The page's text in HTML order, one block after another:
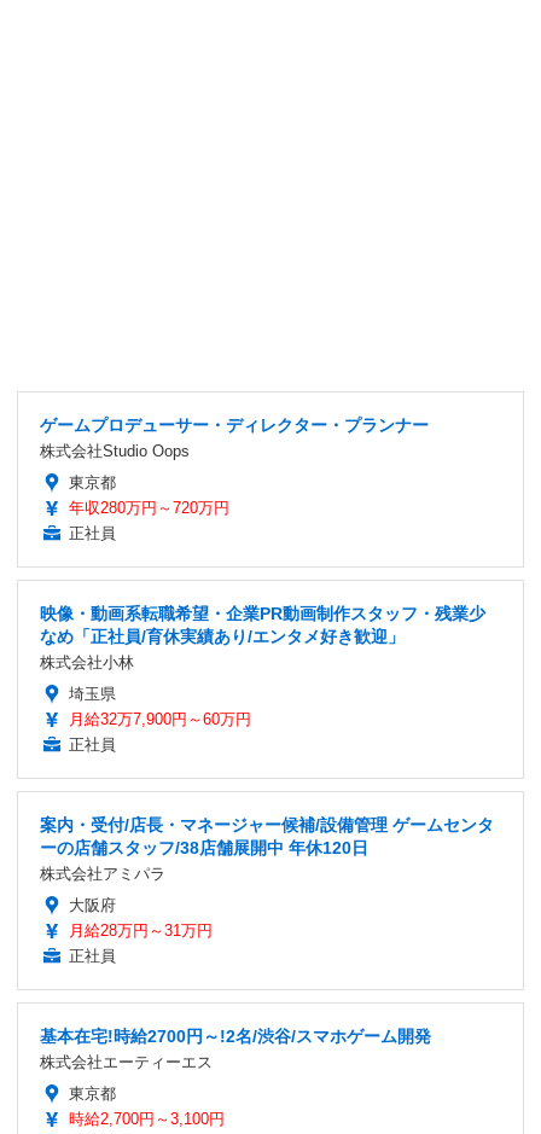
ゲームプロデューサー・ディレクター・プランナー
株式会社Studio Oops
東京都
年収280万円～720万円
正社員
映像・動画系転職希望・企業PR動画制作スタッフ・残業少
なめ「正社員/育休実績あり/エンタメ好き歓迎」
株式会社小林
埼玉県
月給32万7,900円～60万円
正社員
案内・受付/店長・マネージャー候補/設備管理 ゲームセンタ
ーの店舗スタッフ/38店舗展開中 年休120日
株式会社アミパラ
大阪府
月給28万円～31万円
正社員
基本在宅!時給2700円～!2名/渋谷/スマホゲーム開発
株式会社エーティーエス
東京都
時給2,700円～3,100円